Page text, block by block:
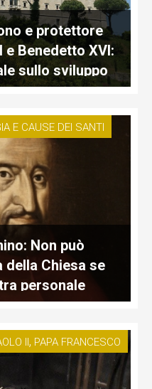
e protettore
e Benedetto XVI:
sullo sviluppo
europea
E CAUSE DEI SANTI
Non può
Chiesa se
personale
del nostro
II, PAPA FRANCESCO